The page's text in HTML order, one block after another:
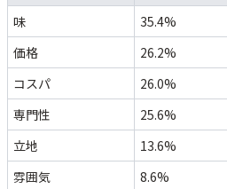
味
35.4%
価格
26.2%
コスパ
26.0%
専門性
25.6%
立地
13.6%
雰囲気
8.6%